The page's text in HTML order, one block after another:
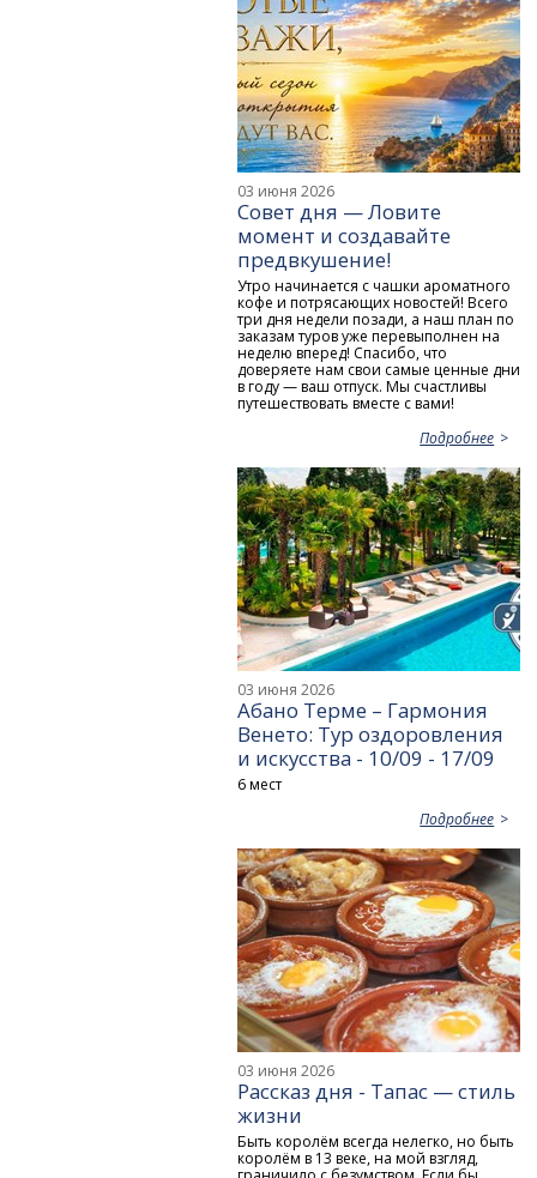
03 июня 2026
Совет дня — Ловите
момент и создавайте
предвкушение!
Утро начинается с чашки ароматного
кофе и потрясающих новостей! Всего
три дня недели позади, а наш план по
заказам туров уже перевыполнен на
неделю вперед! Спасибо, что
доверяете нам свои самые ценные дни
в году — ваш отпуск. Мы счастливы
путешествовать вместе с вами!
Подробнее
03 июня 2026
Абано Терме – Гармония
Венето: Тур оздоровления
и искусства - 10/09 - 17/09
6 мест
Подробнее
03 июня 2026
Рассказ дня - Тапас — стиль
жизни
Быть королём всегда нелегко, но быть
королём в 13 веке, на мой взгляд,